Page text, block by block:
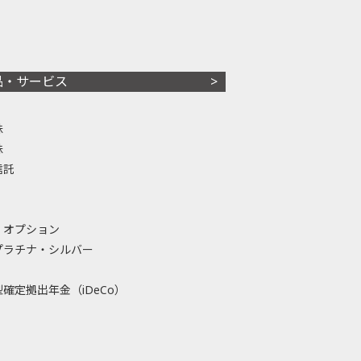
・サービス
託
プション
ラチナ・シルバー
定拠出年金（iDeCo）